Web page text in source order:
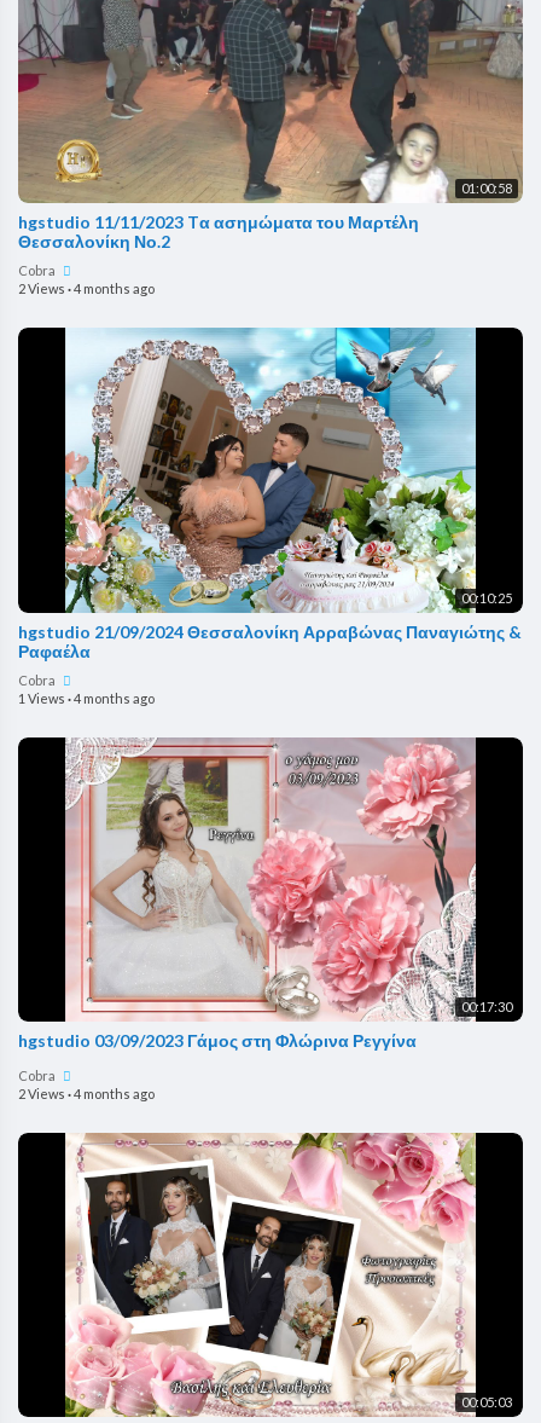
01:00:58
hgstudio 11/11/2023 Tα ασημώματα του Μαρτέλη
Θεσσαλονίκη Νο.2
Cobra
2 Views ·4 months ago
00:10:25
hgstudio 21/09/2024 Θεσσαλονίκη Αρραβώνας Παναγιώτης &
Ραφαέλα
Cobra
1 Views ·4 months ago
00:17:30
hgstudio 03/09/2023 Γάμος στη Φλώρινα Ρεγγίνα
Cobra
2 Views ·4 months ago
00:05:03